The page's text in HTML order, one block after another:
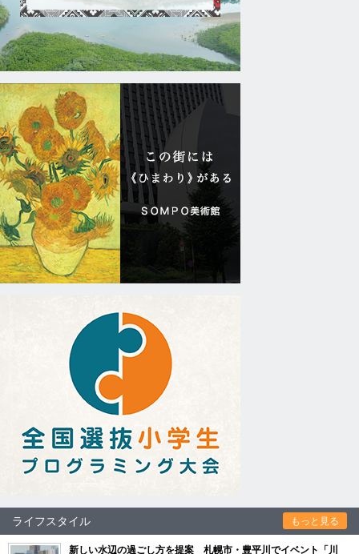
ライフスタイル もっと見る
新しい水辺の過ごし方を提案 札幌市・豊平川でイベント「川